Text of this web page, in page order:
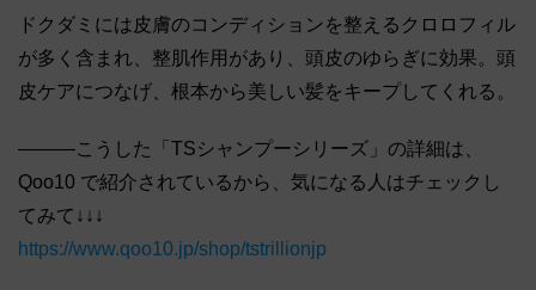
ドクダミには皮膚のコンディションを整えるクロロフィル
が多く含まれ、整肌作用があり、頭皮のゆらぎに効果。頭
皮ケアにつなげ、根本から美しい髪をキープしてくれる。
―――こうした「TSシャンプーシリーズ」の詳細は、
Qoo10 で紹介されているから、気になる人はチェックし
てみて↓↓↓
https://www.qoo10.jp/shop/tstrillionjp